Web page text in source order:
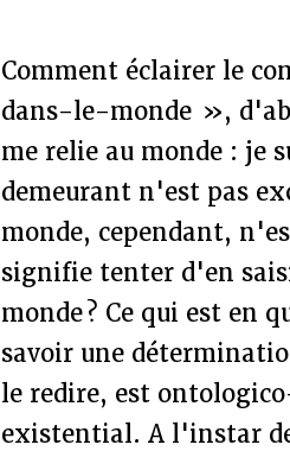
Comment éclairer le
dans-le-monde »,
me relie au monde : je
demeurant n'est pas
monde, cependant,
signifie tenter d'en
monde ? Ce qui est en
savoir une
le redire, est
existential. A l'instar